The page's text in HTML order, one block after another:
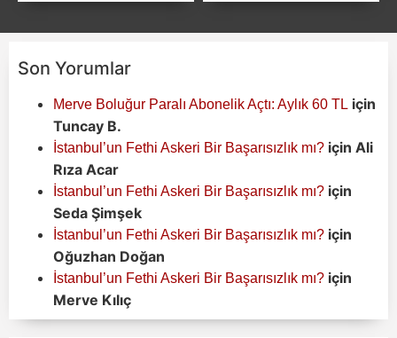
Son Yorumlar
Merve Boluğur Paralı Abonelik Açtı: Aylık 60 TL için
Tuncay B.
İstanbul’un Fethi Askeri Bir Başarısızlık mı? için Ali
Rıza Acar
İstanbul’un Fethi Askeri Bir Başarısızlık mı? için
Seda Şimşek
İstanbul’un Fethi Askeri Bir Başarısızlık mı? için
Oğuzhan Doğan
İstanbul’un Fethi Askeri Bir Başarısızlık mı? için
Merve Kılıç